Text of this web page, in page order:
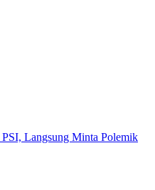
Langsung Minta Polemik